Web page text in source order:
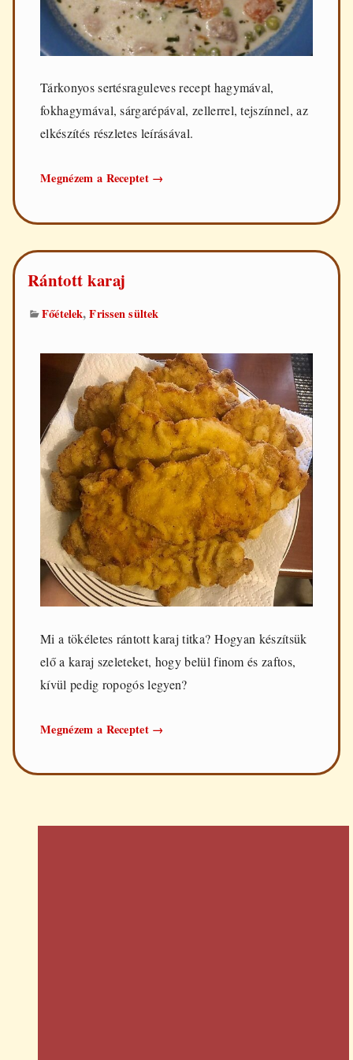
Tárkonyos sertésraguleves recept hagymával,
fokhagymával, sárgarépával, zellerrel, tejszínnel, az
elkészítés részletes leírásával.
Megnézem a Receptet Tárkonyos
→
Rántott karaj
Főételek,Frissen sültek
Mi a tökéletes rántott karaj titka? Hogyan készítsük
elő a karaj szeleteket, hogy belül finom és zaftos,
kívül pedig ropogós legyen?
Megnézem a Receptet Rántott
→